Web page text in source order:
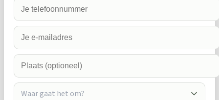
Waar gaat het om?